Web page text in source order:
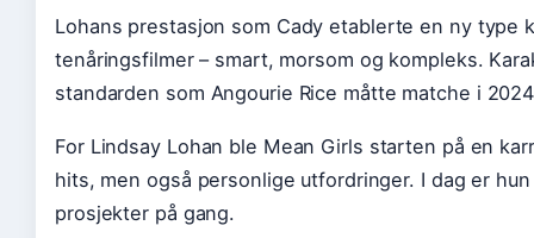
Lohans prestasjon som Cady etablerte en ny type
tenåringsfilmer – smart, morsom og kompleks.
standarden som Angourie Rice måtte matche i
For Lindsay Lohan ble Mean Girls starten på en
hits, men også personlige utfordringer. I dag er
prosjekter på gang.